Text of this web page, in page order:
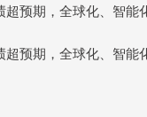
预期，全球化、智能
预期，全球化、智能